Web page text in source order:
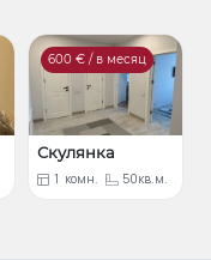
600 € / в месяц
Скулянка
1 комн. 50кв.м.